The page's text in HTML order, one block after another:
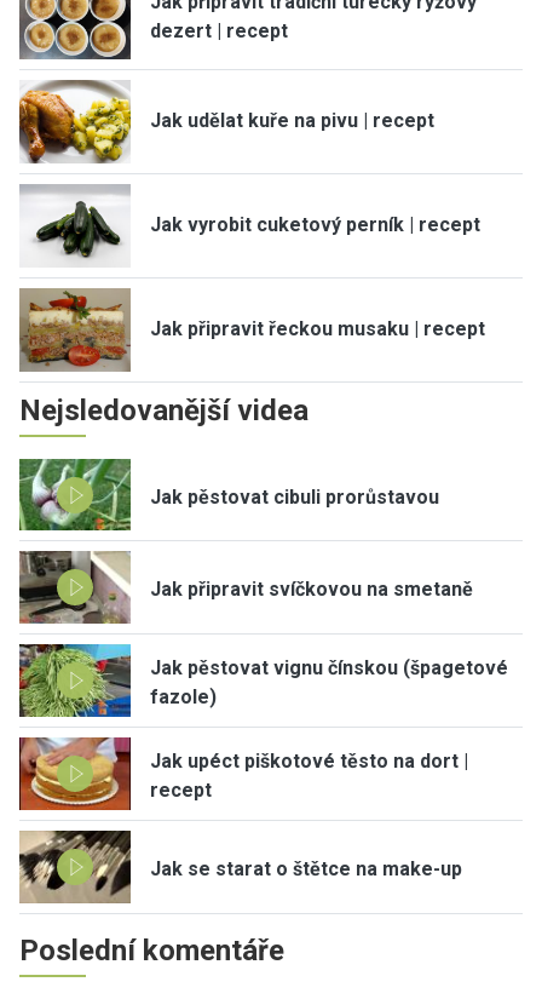
dezert | recept
Jak udělat kuře na pivu | recept
Jak vyrobit cuketový perník | recept
Jak připravit řeckou musaku | recept
Nejsledovanější videa
Jak pěstovat cibuli prorůstavou
Jak připravit svíčkovou na smetaně
Jak pěstovat vignu čínskou (špagetové
fazole)
Jak upéct piškotové těsto na dort |
recept
Jak se starat o štětce na make-up
Poslední komentáře